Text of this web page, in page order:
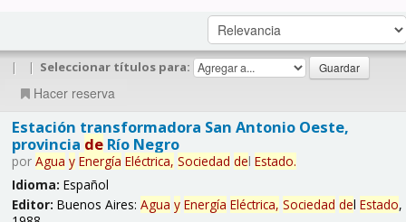
| | Seleccionar títulos para:
Hacer reserva
Estación transformadora San Antonio Oeste,
provincia deRío Negro
por Agua y Energía Eléctrica, Sociedad del Estado.
Idioma: Español
Editor: Buenos Aires: Agua y Energía Eléctrica, Sociedad del Estado,